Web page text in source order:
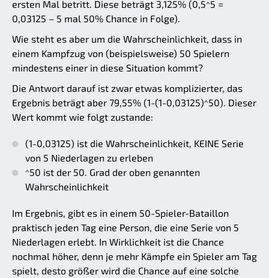
ersten Mal betritt. Diese beträgt 3,125% (0,5^5 =
0,03125 – 5 mal 50% Chance in Folge).
Wie steht es aber um die Wahrscheinlichkeit, dass in
einem Kampfzug von (beispielsweise) 50 Spielern
mindestens einer in diese Situation kommt?
Die Antwort darauf ist zwar etwas komplizierter, das
Ergebnis beträgt aber 79,55% (1-(1-0,03125)^50). Dieser
Wert kommt wie folgt zustande:
(1-0,03125) ist die Wahrscheinlichkeit, KEINE Serie
von 5 Niederlagen zu erleben
^50 ist der 50. Grad der oben genannten
Wahrscheinlichkeit
Im Ergebnis, gibt es in einem 50-Spieler-Bataillon
praktisch jeden Tag eine Person, die eine Serie von 5
Niederlagen erlebt. In Wirklichkeit ist die Chance
nochmal höher, denn je mehr Kämpfe ein Spieler am Tag
spielt, desto größer wird die Chance auf eine solche